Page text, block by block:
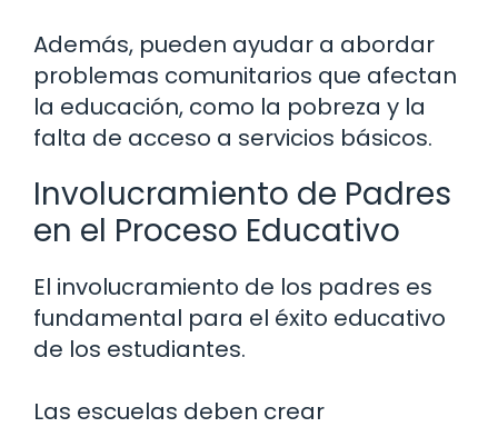
Además, pueden ayudar a abordar
problemas comunitarios que afectan
la educación, como la pobreza y la
falta de acceso a servicios básicos.
Involucramiento de Padres
en el Proceso Educativo
El involucramiento de los padres es
fundamental para el éxito educativo
de los estudiantes.
Las escuelas deben crear